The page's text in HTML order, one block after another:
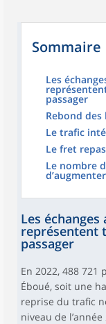
Sommaire
Les
passager
Rebond
Le trafic
Le fret
Le nombre
Les
représentent
passager
En 2022, 488 721
Éboué, soit une
reprise du trafic
niveau de